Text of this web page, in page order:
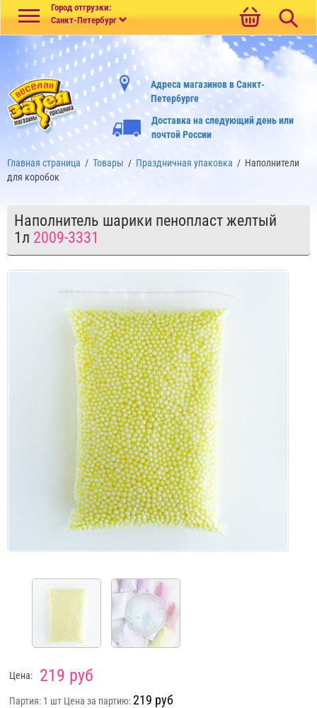
Город отгрузки:
Санкт-Петербург
Адреса магазинов в Санкт-
Петербурге
Доставка на следующий день или
почтой России
Главная страница / Товары / Праздничная упаковка / Наполнители
для коробок
Наполнитель шарики пенопласт желтый
1л 2009-3331
Цена: 219 руб
Партия: 1 шт Цена за партию:219 руб